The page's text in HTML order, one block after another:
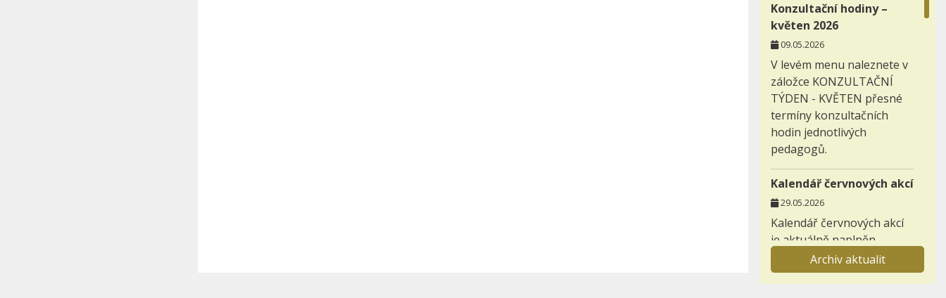
Konzultační hodiny –
květen 2026
09.05.2026
V levém menu naleznete v
záložce KONZULTAČNÍ
TÝDEN - KVĚTEN přesné
termíny konzultačních
hodin jednotlivých
pedagogů.
Kalendář červnových akcí
29.05.2026
Kalendář červnových akcí
je aktuálně naplněn.
Záložka nabídka
Archiv aktualit